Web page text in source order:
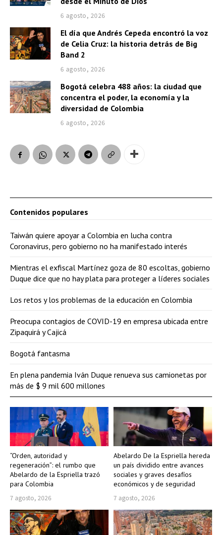
6 agosto, 2026
El día que Andrés Cepeda encontró la voz
de Celia Cruz: la historia detrás de Big
Band 2
6 agosto, 2026
Bogotá celebra 488 años: la ciudad que
concentra el poder, la economía y la
diversidad de Colombia
6 agosto, 2026
“Orden, autoridad y
regeneración”: el rumbo que
Abelardo de la Espriella trazó
para Colombia
7 agosto, 2026
Abelardo De la Espriella hereda
un país dividido entre avances
sociales y graves desafíos
económicos y de seguridad
7 agosto, 2026
Contenidos populares
Taiwán quiere apoyar a Colombia en lucha contra
Coronavirus, pero gobierno no ha manifestado interés
Mientras el exfiscal Martínez goza de 80 escoltas, gobierno
Duque dice que no hay plata para proteger a líderes sociales
Los retos y los problemas de la educación en Colombia
Preocupa contagios de COVID-19 en empresa ubicada entre
Zipaquirá y Cajicá
Bogotá fantasma
En plena pandemia Iván Duque renueva sus camionetas por
más de $ 9 mil 600 millones